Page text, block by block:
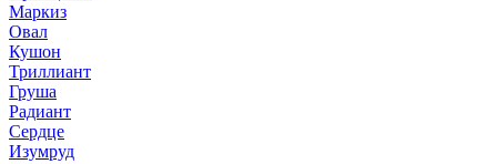
Маркиз
Овал
Кушон
Триллиант
Груша
Радиант
Сердце
Изумруд